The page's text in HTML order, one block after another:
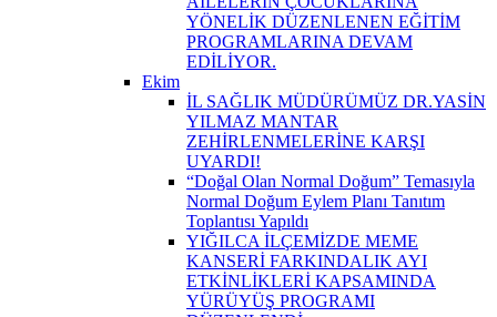
YÖNELİK DÜZENLENEN EĞİTİM
PROGRAMLARINA DEVAM
EDİLİYOR.
Ekim
İL SAĞLIK MÜDÜRÜMÜZ DR.YASİN
YILMAZ MANTAR
ZEHİRLENMELERİNE KARŞI
UYARDI!
“Doğal Olan Normal Doğum” Temasıyla
Normal Doğum Eylem Planı Tanıtım
Toplantısı Yapıldı
YIĞILCA İLÇEMİZDE MEME
KANSERİ FARKINDALIK AYI
ETKİNLİKLERİ KAPSAMINDA
YÜRÜYÜŞ PROGRAMI